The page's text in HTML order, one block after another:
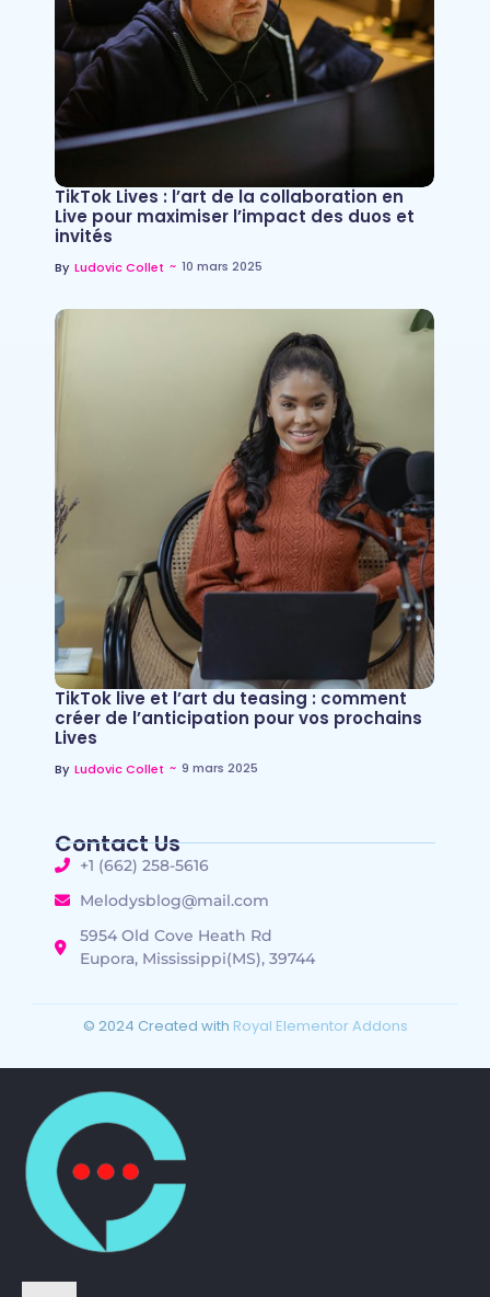
TikTok Lives : l’art de la collaboration en
Live pour maximiser l’impact des duos et
invités
By Ludovic Collet ~ 10 mars 2025
TikTok live et l’art du teasing : comment
créer de l’anticipation pour vos prochains
Lives
By Ludovic Collet ~ 9 mars 2025
Contact Us
+1 (662) 258-5616
Melodysblog@mail.com
5954 Old Cove Heath Rd
Eupora, Mississippi(MS), 39744
© 2024 Created with Royal Elementor Addons